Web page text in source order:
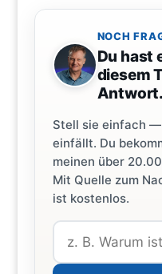
NOCH
Du hast
diesem
Antwort.
Stell sie einfach —
einfällt. Du
meinen über
Mit Quelle zum
ist kostenlos.